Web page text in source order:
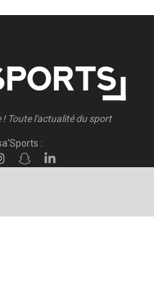
! Toute l'actualité du sport
: